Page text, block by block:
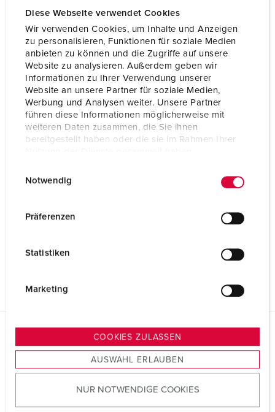
Diese Webseite verwendet Cookies
Wir verwenden Cookies, um Inhalte und Anzeigen
zu personalisieren, Funktionen für soziale Medien
anbieten zu können und die Zugriffe auf unsere
Website zu analysieren. Außerdem geben wir
Informationen zu Ihrer Verwendung unserer
Website an unsere Partner für soziale Medien,
Werbung und Analysen weiter. Unsere Partner
führen diese Informationen möglicherweise mit
weiteren Daten zusammen, die Sie ihnen
bereitgestellt haben oder die sie im Rahmen Ihrer
s
u
w
Notwendig
Präferenzen
Statistiken
Marketing
COOKIES ZULASSEN
AUSWAHL ERLAUBEN
NUR NOTWENDIGE COOKIES
Datablad og nedlastinger
Cepex-Stikkontakt for påmontering, lys grå 4411
Cepex-Stikkontakt for påmontering, lys grå 4411